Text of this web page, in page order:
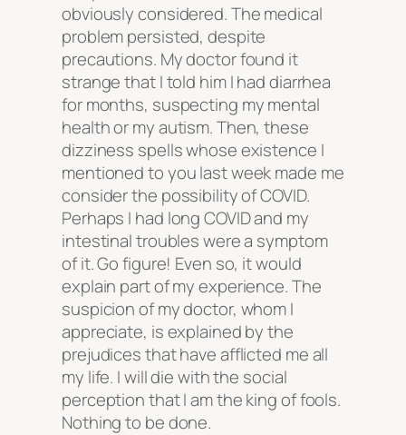
obviously considered. The medical
problem persisted, despite
precautions. My doctor found it
strange that I told him I had diarrhea
for months, suspecting my mental
health or my autism. Then, these
dizziness spells whose existence I
mentioned to you last week made me
consider the possibility of COVID.
Perhaps I had long COVID and my
intestinal troubles were a symptom
of it. Go figure! Even so, it would
explain part of my experience. The
suspicion of my doctor, whom I
appreciate, is explained by the
prejudices that have afflicted me all
my life. I will die with the social
perception that I am the king of fools.
Nothing to be done.